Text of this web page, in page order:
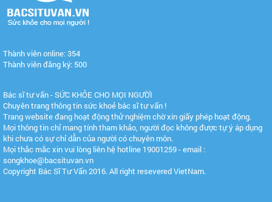
Thành viên online: 354
Thành viên đăng ký: 500
Bác sĩ tư vấn - SỨC KHỎE CHO MỌI NGƯỜI
Chuyên trang thông tin sức khoẻ bác sĩ tư vấn !
Trang website đang hoạt động thử nghiệm chờ xin giấy phép hoạt động.
Mọi thông tin chỉ mang tính tham khảo, người đọc không được tự ý áp dụng
khi chưa có sự chỉ dẫn của người có chuyên môn.
Mọi thắc mắc xin vui lòng liên hệ hotline 19001259 - email :
songkhoe@bacsituvan.vn
Copyright Bác Sĩ Tư Vấn 2016. All right resevered VietNam.